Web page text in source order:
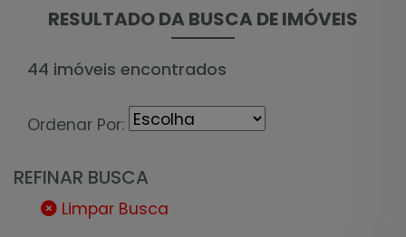
RESULTADO DA BUSCA DE IMÓVEIS
44 imóveis encontrados
Ordenar Por:
REFINAR BUSCA
Limpar Busca